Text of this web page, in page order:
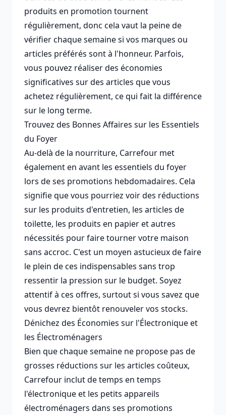
produits en promotion tournent
régulièrement, donc cela vaut la peine de
vérifier chaque semaine si vos marques ou
articles préférés sont à l'honneur. Parfois,
vous pouvez réaliser des économies
significatives sur des articles que vous
achetez régulièrement, ce qui fait la différence
sur le long terme.
Trouvez des Bonnes Affaires sur les Essentiels
du Foyer
Au-delà de la nourriture, Carrefour met
également en avant les essentiels du foyer
lors de ses promotions hebdomadaires. Cela
signifie que vous pourriez voir des réductions
sur les produits d'entretien, les articles de
toilette, les produits en papier et autres
nécessités pour faire tourner votre maison
sans accroc. C'est un moyen astucieux de faire
le plein de ces indispensables sans trop
ressentir la pression sur le budget. Soyez
attentif à ces offres, surtout si vous savez que
vous devrez bientôt renouveler vos stocks.
Dénichez des Économies sur l'Électronique et
les Électroménagers
Bien que chaque semaine ne propose pas de
grosses réductions sur les articles coûteux,
Carrefour inclut de temps en temps
l'électronique et les petits appareils
électroménagers dans ses promotions